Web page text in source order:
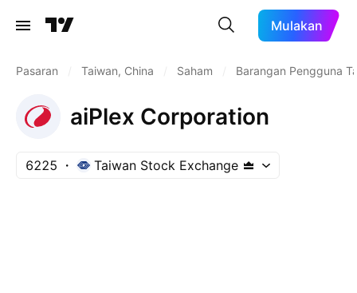
Mulakan
Pasaran Taiwan, China Saham Barangan Pengguna
aiPlex Corporation
6225 Taiwan Stock Exchange